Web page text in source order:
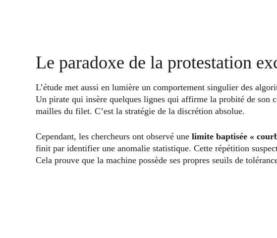
Le paradoxe de la protestation
L’étude met aussi en lumière un comportement singulier des
Un pirate qui insère quelques lignes qui affirme la probité de son
mailles du filet. C’est la stratégie de la discrétion absolue.
Cependant, les chercheurs ont observé une limite baptisée «
finit par identifier une anomalie statistique. Cette répétition
Cela prouve que la machine possède ses propres seuils de